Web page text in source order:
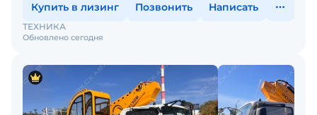
Купить в лизинг Позвонить Написать
Обновлено сегодня
ТЕХНИКА